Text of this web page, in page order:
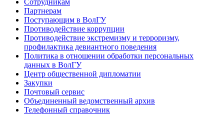
Сотрудникам
Партнерам
Поступающим в ВолГУ
Противодействие коррупции
Противодействие экстремизму и терроризму,
профилактика девиантного поведения
Политика в отношении обработки персональных
данных в ВолГУ
Центр общественной дипломатии
Закупки
Почтовый сервис
Объединенный ведомственный архив
Телефонный справочник